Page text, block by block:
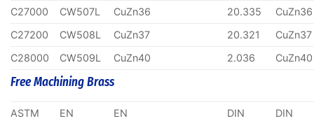
C27000
CW507L CuZn36 20.335
CuZn36
C27200
CW508L CuZn37 20.321
CuZn37
C28000
CW509L CuZn40 2.036 CuZn40
Free Machining Brass
ASTM EN EN DIN DIN